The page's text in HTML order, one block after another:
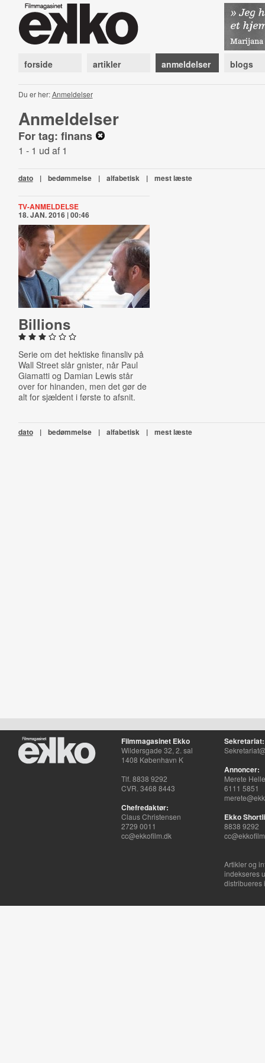
forside artikler anmeldelser blogs
Du er her:Anmeldelser
Anmeldelser
For tag: finans
1 - 1 ud af 1
dato | bedømmelse | alfabetisk | mest læste
TV-ANMELDELSE
18. JAN. 2016 | 00:46
Billions
Serie om det hektiske finansliv på
Wall Street slår gnister, når Paul
Giamatti og Damian Lewis står
over for hinanden, men det gør de
alt for sjældent i første to afsnit.
dato | bedømmelse | alfabetisk | mest læste
Filmmagasinet Ekko
Wildersgade 32, 2. sal
1408 København K
Tlf. 8838 9292
CVR. 3468 8443
Chefredaktør:
Claus Christensen
2729 0011
cc@ekkofilm.dk
Sekretariat:
Annoncer:
Merete
6111 5851
Ekko
8838 9292
Artikler og
indekseres
distribueres